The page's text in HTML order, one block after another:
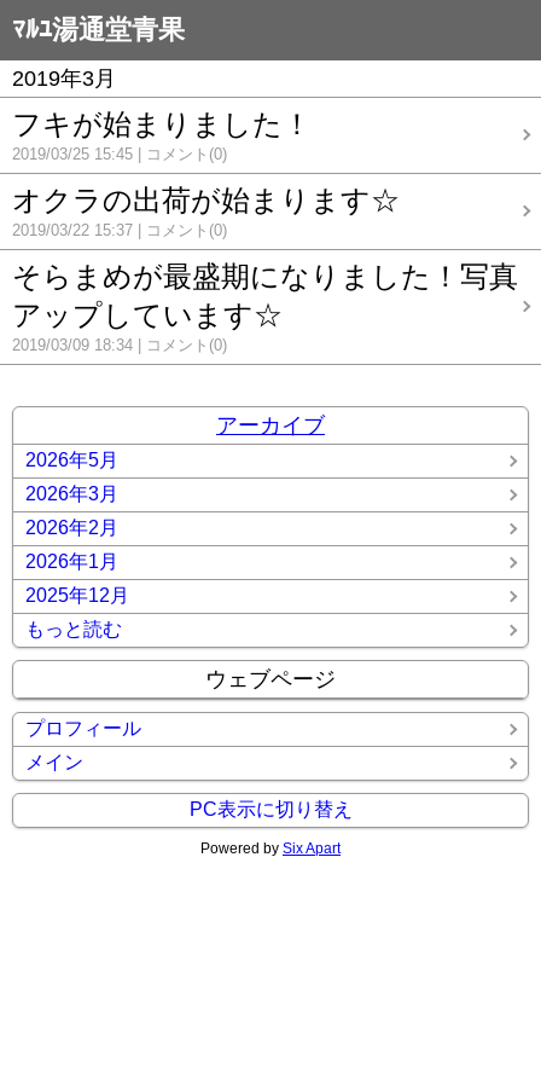
ﾏﾙﾕ湯通堂青果
2019年3月
フキが始まりました！
2019/03/25 15:45 コメント(0)
オクラの出荷が始まります☆
2019/03/22 15:37 コメント(0)
そらまめが最盛期になりました！写真
アップしています☆
2019/03/09 18:34 コメント(0)
アーカイブ
2026年5月
2026年3月
2026年2月
2026年1月
2025年12月
もっと読む
ウェブページ
プロフィール
メイン
PC表示に切り替え
Powered by Six Apart